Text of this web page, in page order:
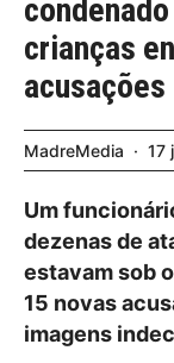
crianças
acusações
MadreMedia 17
Um
dezenas de
estavam sob
15 novas
imagens